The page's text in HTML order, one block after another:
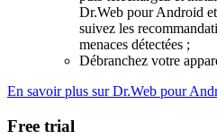
Dr.Web pour Android
suivez les
menaces détectées ;
Débranchez votre
En savoir plus sur Dr.Web pour
Free trial